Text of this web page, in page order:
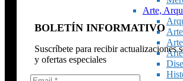
Arte,
BOLETÍN INFORMATIVO
Suscríbete para recibir actualizaciones
y ofertas especiales